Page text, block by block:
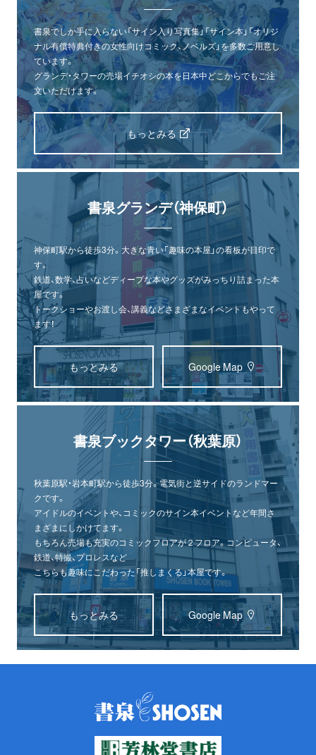
書泉でしか手に入らない「サイン入り写真集」「サイン本」「オリジ
ナル有償特典付きの女性向けコミック、ノベルズ」を多数ご用意し
ています。
グランデ・タワーの売場イチオシの本を日本中どこからでもご注
文いただけます。
もっとみる
書泉グランデ（神保町）
神保町駅から徒歩3分。大きな青い「趣味の本屋」の看板が目印で
す。
鉄道、数学、占いなどディープな本やグッズがみっちり詰まった本
屋です。
トークショーやお渡し会、講義などさまざまなイベントもやって
ます！
もっとみる Google Map
書泉ブックタワー（秋葉原）
秋葉原駅・岩本町駅から徒歩3分。電気街と逆サイドのランドマー
クです。
アイドルのイベントや、コミックのサイン本イベントなど年間さ
まざまにしかけてます。
もちろん売場も充実のコミックフロアが２フロア。コンピュータ、
鉄道、特撮、プロレスなど
こちらも趣味にこだわった「推しまくる」本屋です。
もっとみる Google Map